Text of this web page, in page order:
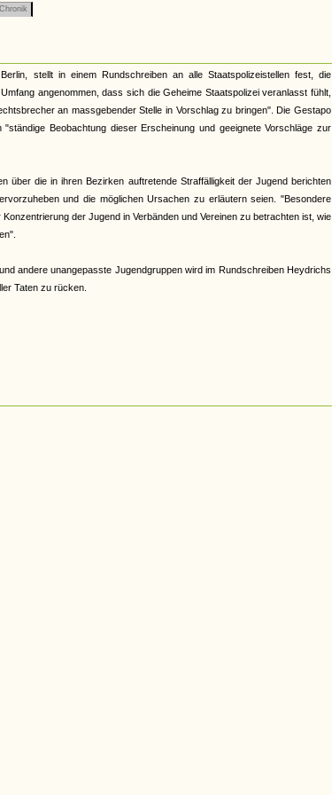
Chronik
stellt in einem Rundschreiben an alle Staatspolizeistellen fest, die
angenommen, dass sich die Geheime Staatspolizei veranlasst fühlt,
an massgebender Stelle in Vorschlag zu bringen". Die Gestapo
Beobachtung dieser Erscheinung und geeignete Vorschläge zur
über die in ihren Bezirken auftretende Straffälligkeit der Jugend berichten
und die möglichen Ursachen zu erläutern seien. "Besondere
der Jugend in Verbänden und Vereinen zu betrachten ist, wie
andere unangepasste Jugendgruppen wird im Rundschreiben Heydrichs
Taten zu rücken.